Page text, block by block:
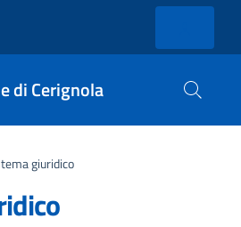
di Cerignola
giuridico